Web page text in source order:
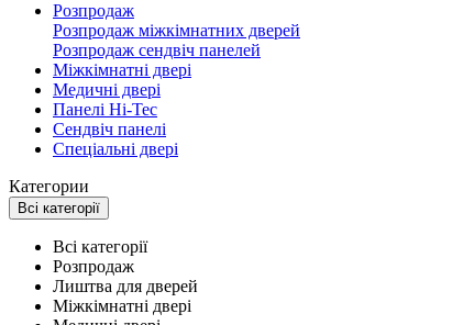
Розпродаж
Розпродаж міжкімнатних дверей
Розпродаж сендвіч панелей
Міжкімнатні двері
Медичні двері
Панелі Hi-Tec
Сендвіч панелі
Спеціальні двері
Категории
Всі категорії
Всі категорії
Розпродаж
Лиштва для дверей
Міжкімнатні двері